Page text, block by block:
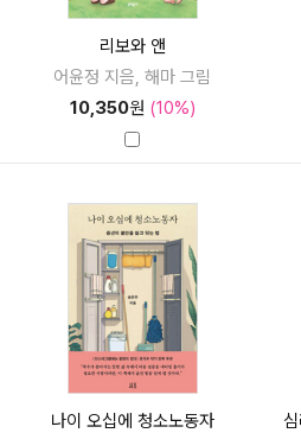
리보와 앤
어윤정 지음, 해마 그림
10,350원 (10%)
나이 오십에 청소노동자